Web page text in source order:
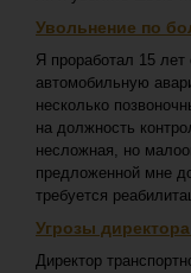
Увольнение по
Я проработал 15
автомобильную
несколько
на должность
несложная, но
предложенной мне
требуется
Угрозы
Директор